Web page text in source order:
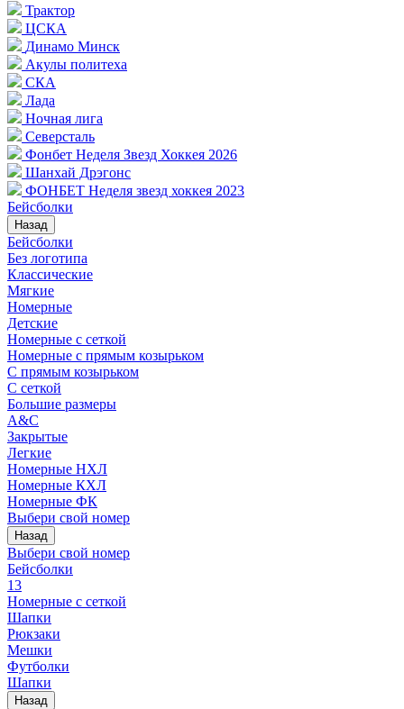
Трактор
ЦСКА
Динамо Минск
Акулы политеха
СКА
Лада
Ночная лига
Северсталь
Фонбет Неделя Звезд Хоккея 2026
Шанхай Дрэгонс
ФОНБЕТ Неделя звезд хоккея 2023
Бейсболки
Назад
Бейсболки
Без логотипа
Классические
Мягкие
Номерные
Детские
Номерные с сеткой
Номерные с прямым козырьком
С прямым козырьком
С сеткой
Большие размеры
A&C
Закрытые
Легкие
Номерные НХЛ
Номерные КХЛ
Номерные ФК
Выбери свой номер
Назад
Выбери свой номер
Бейсболки
13
Номерные с сеткой
Шапки
Рюкзаки
Мешки
Футболки
Шапки
Назад